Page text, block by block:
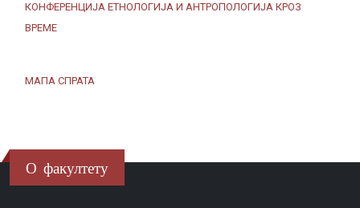
КОНФЕРЕНЦИЈА ЕТНОЛОГИЈА И АНТРОПОЛОГИЈА КРОЗ
ВРЕМЕ
МАПА СПРАТА
О факултету